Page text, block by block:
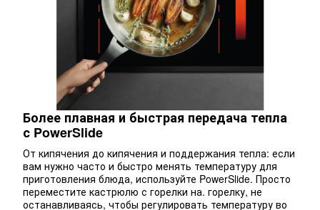
Более плавная и быстрая передача тепла
с PowerSlide
От кипячения до кипячения и поддержания тепла: если
вам нужно часто и быстро менять температуру для
приготовления блюда, используйте PowerSlide. Просто
переместите кастрюлю с горелки на. горелку, не
останавливаясь, чтобы регулировать температуру во